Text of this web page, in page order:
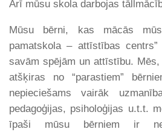
Arī mūsu skola darbojas
Mūsu bērni, kas mācās
pamatskola – attīstības
savām spējām un attīstību.
atšķiras no “parastiem”
nepieciešams vairāk
pedagoģijas, psiholoģijas u.t.t.
īpaši mūsu bērniem ir